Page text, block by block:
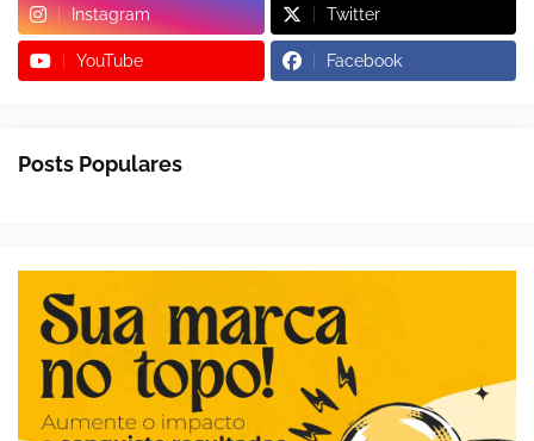
Instagram Twitter
YouTube Facebook
Posts Populares